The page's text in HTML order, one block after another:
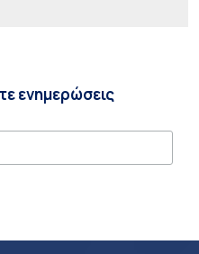
ενημερώσεις